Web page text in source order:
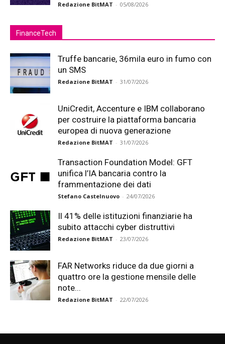
Redazione BitMAT - 05/08/2026
FinanceTech
Truffe bancarie, 36mila euro in fumo con
un SMS
Redazione BitMAT - 31/07/2026
UniCredit, Accenture e IBM collaborano
per costruire la piattaforma bancaria
europea di nuova generazione
Redazione BitMAT - 31/07/2026
Transaction Foundation Model: GFT
unifica l’IA bancaria contro la
frammentazione dei dati
Stefano Castelnuovo - 24/07/2026
Il 41% delle istituzioni finanziarie ha
subito attacchi cyber distruttivi
Redazione BitMAT - 23/07/2026
FAR Networks riduce da due giorni a
quattro ore la gestione mensile delle
note...
Redazione BitMAT - 22/07/2026